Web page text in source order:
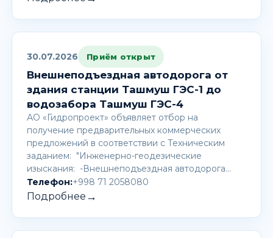
30.07.2026 Приём открыт
Внешнеподъездная автодорога от
здания станции Ташмуш ГЭС-1 до
водозабора Ташмуш ГЭС-4
АО «Гидропроект» объявляет отбор на
получение предварительных коммерческих
предложений в соответствии с Техническим
заданием: "Инженерно-геодезические
изыскания: -Внешнеподъездная автодорога…
Телефон:+998 71 2058080
Подробнее →